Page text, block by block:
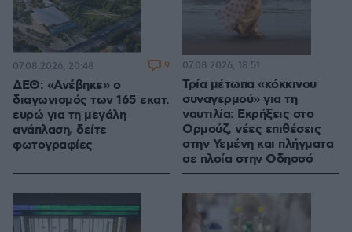
ΔΕΘ: «Ανέβηκε» ο
διαγωνισμός των 165 εκατ.
ευρώ για τη μεγάλη
ανάπλαση, δείτε
φωτογραφίες
07.08.2026, 20:48 9
Τρία μέτωπα «κόκκινου
συναγερμού» για τη
ναυτιλία: Εκρήξεις στο
Ορμούζ, νέες επιθέσεις
στην Υεμένη και πλήγματα
σε πλοία στην Οδησσό
07.08.2026, 18:51